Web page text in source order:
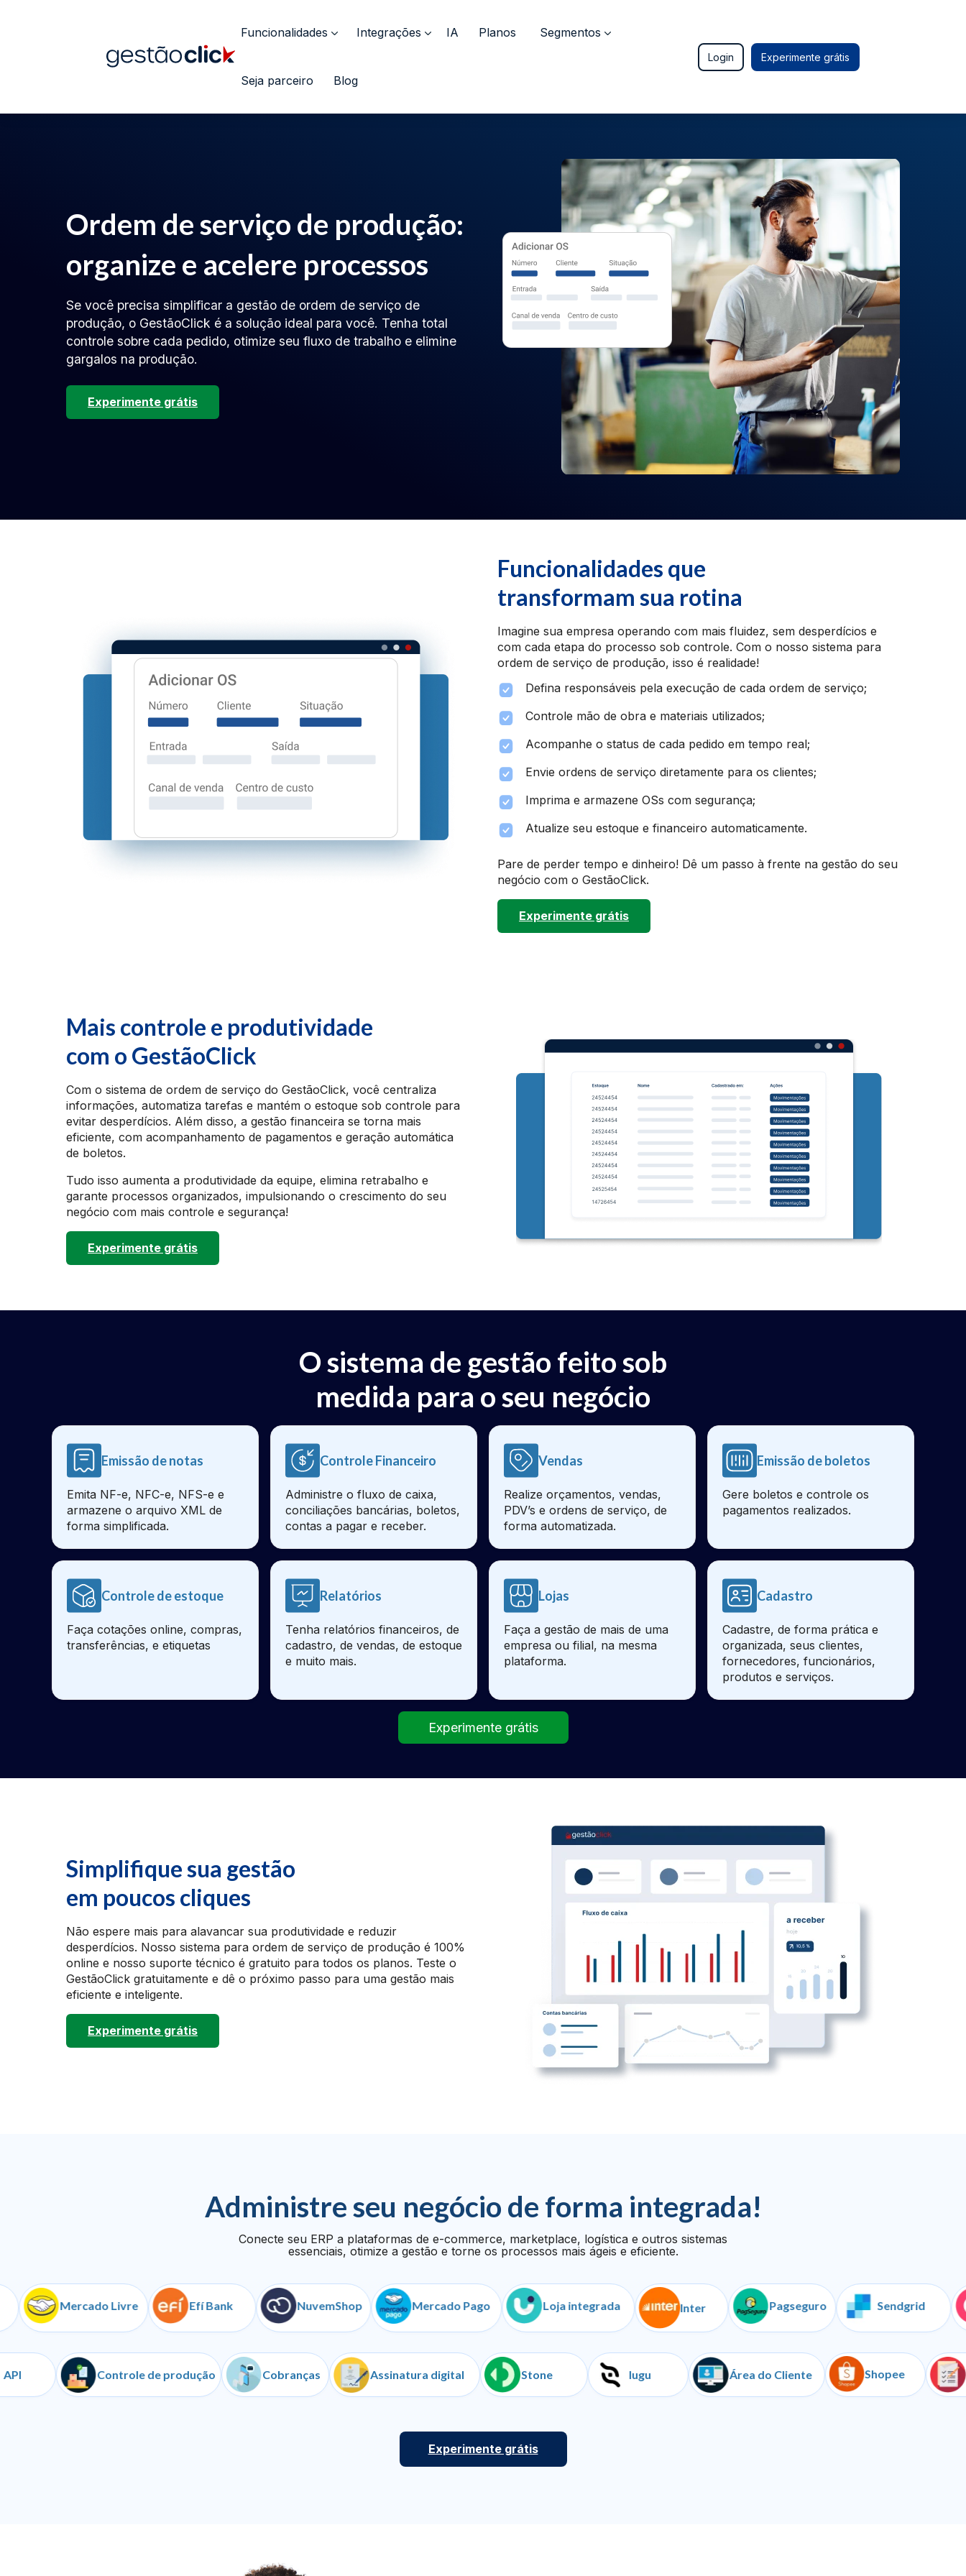
Funcionalidades Integrações IA Planos Segmentos
Seja parceiro Blog
Login Experimente grátis
Ordem de serviço de produção:
organize e acelere processos
Se você precisa simplificar a gestão de ordem de serviço de
produção, o GestãoClick é a solução ideal para você. Tenha total
controle sobre cada pedido, otimize seu fluxo de trabalho e elimine
gargalos na produção.
Experimente grátis
Funcionalidades que
transformam sua rotina
Imagine sua empresa operando com mais fluidez, sem desperdícios e
com cada etapa do processo sob controle. Com o nosso sistema para
ordem de serviço de produção, isso é realidade!
Defina responsáveis pela execução de cada ordem de serviço;
Controle mão de obra e materiais utilizados;
Acompanhe o status de cada pedido em tempo real;
Envie ordens de serviço diretamente para os clientes;
Imprima e armazene OSs com segurança;
Atualize seu estoque e financeiro automaticamente.
Pare de perder tempo e dinheiro! Dê um passo à frente na gestão do seu
negócio com o GestãoClick.
Experimente grátis
Mais controle e produtividade
com o GestãoClick
Com o sistema de ordem de serviço do GestãoClick, você centraliza
informações, automatiza tarefas e mantém o estoque sob controle para
evitar desperdícios. Além disso, a gestão financeira se torna mais
eficiente, com acompanhamento de pagamentos e geração automática
de boletos.
Tudo isso aumenta a produtividade da equipe, elimina retrabalho e
garante processos organizados, impulsionando o crescimento do seu
negócio com mais controle e segurança!
Experimente grátis
O sistema de gestão feito sob
medida para o seu negócio
Emissão de notas
Emita NF-e, NFC-e, NFS-e e
armazene o arquivo XML de
forma simplificada.
Controle Financeiro
Administre o fluxo de caixa,
conciliações bancárias, boletos,
contas a pagar e receber.
Vendas
Realize orçamentos, vendas,
PDV’s e ordens de serviço, de
forma automatizada.
Emissão de boletos
Gere boletos e controle os
pagamentos realizados.
Controle de estoque
Faça cotações online, compras,
transferências, e etiquetas
Relatórios
Tenha relatórios financeiros, de
cadastro, de vendas, de estoque
e muito mais.
Lojas
Faça a gestão de mais de uma
empresa ou filial, na mesma
plataforma.
Cadastro
Cadastre, de forma prática e
organizada, seus clientes,
fornecedores, funcionários,
produtos e serviços.
Experimente grátis
Simplifique sua gestão
em poucos cliques
Não espere mais para alavancar sua produtividade e reduzir
desperdícios. Nosso sistema para ordem de serviço de produção é 100%
online e nosso suporte técnico é gratuito para todos os planos. Teste o
GestãoClick gratuitamente e dê o próximo passo para uma gestão mais
eficiente e inteligente.
Experimente grátis
Administre seu negócio de forma integrada!
Conecte seu ERP a plataformas de e-commerce, marketplace, logística e outros sistemas
essenciais, otimize a gestão e torne os processos mais ágeis e eficiente.
Mercado Livre Efí Bank NuvemShop Mercado Pago Loja integrada Inter Pagseguro Sendgrid
API Controle de produção Cobranças Assinatura digital Stone Iugu Área do Cliente Shopee
Experimente grátis